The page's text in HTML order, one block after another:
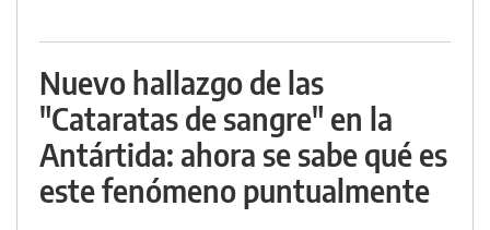
Nuevo hallazgo de las
"Cataratas de sangre" en la
Antártida: ahora se sabe qué es
este fenómeno puntualmente